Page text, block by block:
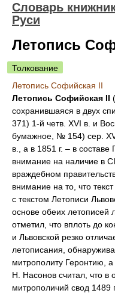
Словарь
Руси
Летопись
Толкование
Летопись Софийская II
Летопись Софийская II
сохранившаяся в двух
371) 1-й четв. XVI в. и
бумажное, № 154) сер.
в., а в 1851 г. – в
внимание на наличие в
враждебном
внимание на то, что
с текстом Летописи
основе обеих летописей
отметил, что вплоть до
и Львовской резко
летописания,
митрополиту Геронтию,
Н. Насонов считал, что в
митрополичий свод 1489